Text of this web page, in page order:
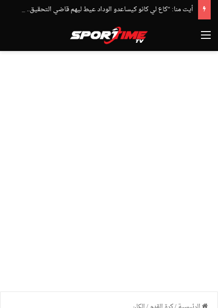
أيت منا: “كاع لي كانو كيساعدو الوداد عيط ليهم قاضي التحقيق.. دابا حتى شي واحد ما بقا باغي يعاون”
القائمة